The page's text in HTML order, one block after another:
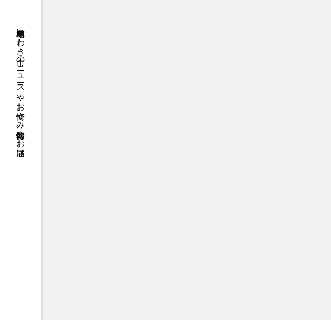
福島県いわき市のニュースやお悔やみ情報等をお届け